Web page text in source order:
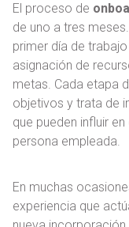
El proceso de
de uno a tres
primer día de
asignación de
metas. Cada etapa
objetivos y trata de
que pueden influir
persona empleada.
En muchas
experiencia que